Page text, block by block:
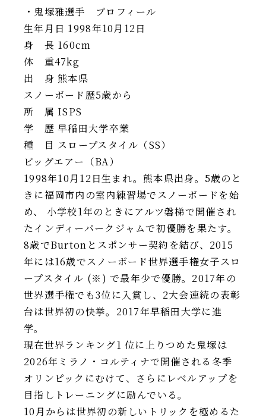
・鬼塚雅選手 プロフィール
生年月日 1998年10月12日
身 長 160cm
体 重47kg
出 身 熊本県
スノーボード歴5歳から
所 属 ISPS
学 歴 早稲田大学卒業
種 目 スロープスタイル（SS）
ビッグエアー（BA）
1998年10月12日生まれ。熊本県出身。5歳のと
きに福岡市内の室内練習場でスノーボードを始
め、 小学校1年のときにアルツ磐梯で開催され
たインディーパークジャムで初優勝を果たす。
8歳でBurtonとスポンサー契約を結び、2015
年には16歳でスノーボード世界選手権女子スロ
ープスタイル (※) で最年少で優勝。2017年の
世界選手権でも3位に入賞し、2大会連続の表彰
台は世界初の快挙。2017年早稲田大学に進
学。
現在世界ランキング1 位に上りつめた鬼塚は
2026年ミラノ・コルティナで開催される冬季
オリンピックにむけて、さらにレベルアップを
目指しトレーニングに励んでいる。
10月からは世界初の新しいトリックを極めるた